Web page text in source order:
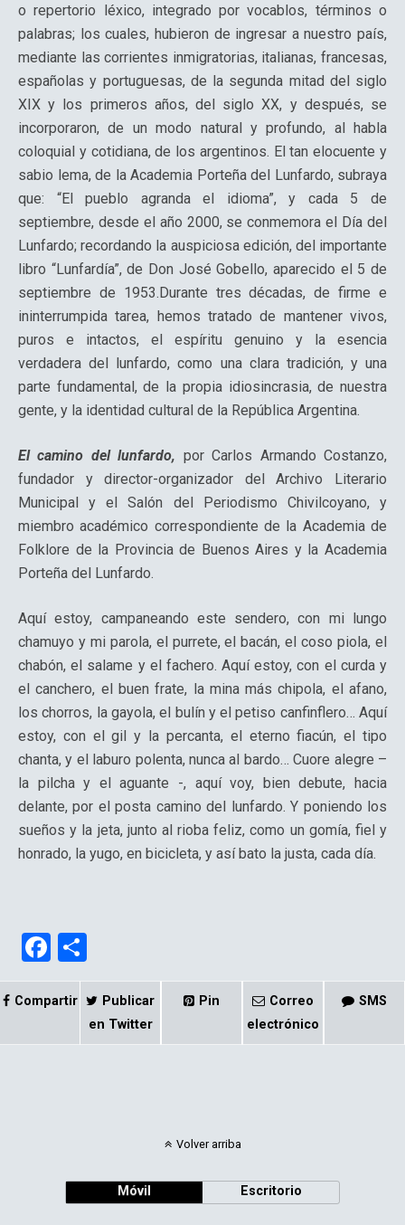
o repertorio léxico, integrado por vocablos, términos o
palabras; los cuales, hubieron de ingresar a nuestro país,
mediante las corrientes inmigratorias, italianas, francesas,
españolas y portuguesas, de la segunda mitad del siglo
XIX y los primeros años, del siglo XX, y después, se
incorporaron, de un modo natural y profundo, al habla
coloquial y cotidiana, de los argentinos. El tan elocuente y
sabio lema, de la Academia Porteña del Lunfardo, subraya
que: “El pueblo agranda el idioma”, y cada 5 de
septiembre, desde el año 2000, se conmemora el Día del
Lunfardo; recordando la auspiciosa edición, del importante
libro “Lunfardía”, de Don José Gobello, aparecido el 5 de
septiembre de 1953.Durante tres décadas, de firme e
ininterrumpida tarea, hemos tratado de mantener vivos,
puros e intactos, el espíritu genuino y la esencia
verdadera del lunfardo, como una clara tradición, y una
parte fundamental, de la propia idiosincrasia, de nuestra
gente, y la identidad cultural de la República Argentina.
El camino del lunfardo, por Carlos Armando Costanzo,
fundador y director-organizador del Archivo Literario
Municipal y el Salón del Periodismo Chivilcoyano, y
miembro académico correspondiente de la Academia de
Folklore de la Provincia de Buenos Aires y la Academia
Porteña del Lunfardo.
Aquí estoy, campaneando este sendero, con mi lungo
chamuyo y mi parola, el purrete, el bacán, el coso piola, el
chabón, el salame y el fachero. Aquí estoy, con el curda y
el canchero, el buen frate, la mina más chipola, el afano,
los chorros, la gayola, el bulín y el petiso canfinflero… Aquí
estoy, con el gil y la percanta, el eterno fiacún, el tipo
chanta, y el laburo polenta, nunca al bardo… Cuore alegre –
la pilcha y el aguante -, aquí voy, bien debute, hacia
delante, por el posta camino del lunfardo. Y poniendo los
sueños y la jeta, junto al rioba feliz, como un gomía, fiel y
honrado, la yugo, en bicicleta, y así bato la justa, cada día.
F
a
ce
o
m
p
Compartir
Publicar
en Twitter
Pin
Correo
electrónico
SMS
Volver arriba
Móvil Escritorio